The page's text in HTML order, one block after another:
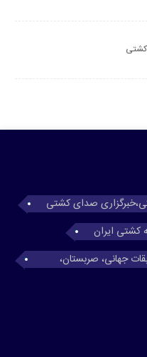
کشتی
صدای کشتی
کشتی ایران
جهانی، صربستان،